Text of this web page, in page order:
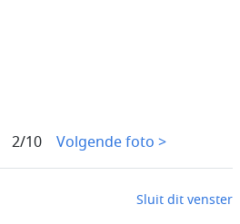
2/10 Volgende foto >
Sluit dit venster